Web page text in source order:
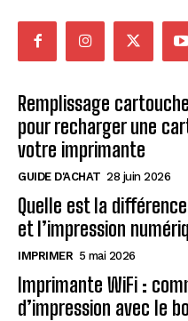
Remplissage
pour recharger une
votre imprimante
GUIDE D'ACHAT 28 juin 2026
Quelle est la
et l’impression
IMPRIMER 5 mai 2026
Imprimante WiFi :
d’impression avec le